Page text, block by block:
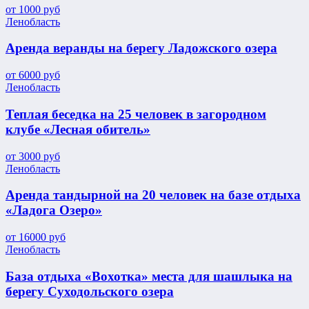
от 1000 руб
Ленобласть
Аренда веранды на берегу Ладожского озера
от 6000 руб
Ленобласть
Теплая беседка на 25 человек в загородном
клубе «Лесная обитель»
от 3000 руб
Ленобласть
Аренда тандырной на 20 человек на базе отдыха
«Ладога Озеро»
от 16000 руб
Ленобласть
База отдыха «Вохотка» места для шашлыка на
берегу Суходольского озера